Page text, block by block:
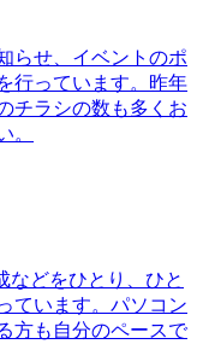
らせ、イベントのポ
行っています。昨年
チラシの数も多くお
。
などをひとり、ひと
ています。パソコン
方も自分のペースで